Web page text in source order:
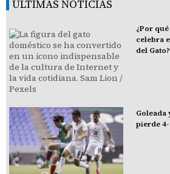
ÚLTIMAS NOTICIAS
¿Por
celebra
del Gato?
Goleada
pierde